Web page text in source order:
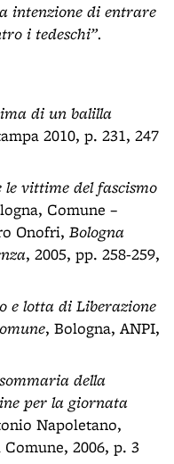
intenzione di entrare
i tedeschi”.
di un balilla
2010, p. 231, 247
vittime del fascismo
Comune –
Onofri, Bologna
, 2005, pp. 258-259,
e lotta di Liberazione
, Bologna, ANPI,
della
per la giornata
Napoletano,
2006, p. 3